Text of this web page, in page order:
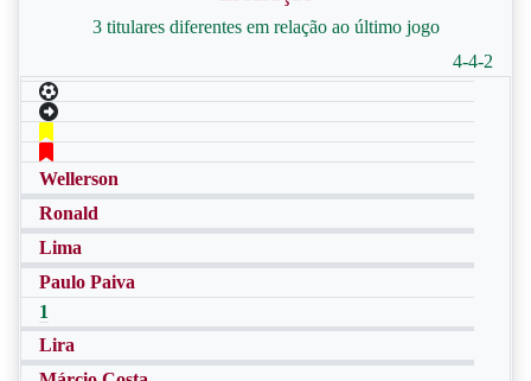
3 titulares diferentes em relação ao último jogo
4-4-2
Wellerson
Ronald
Lima
Paulo Paiva
1
Lira